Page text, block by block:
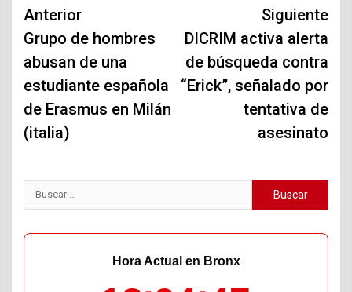
Navegación
de
entradas
Anterior
Grupo de hombres
abusan de una
estudiante española
de Erasmus en Milán
(italia)
Siguiente
DICRIM activa alerta
de búsqueda contra
“Erick”, señalado por
tentativa de
asesinato
Buscar:
Hora Actual en Bronx